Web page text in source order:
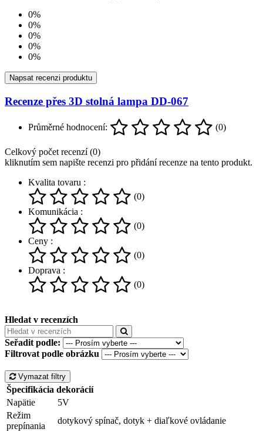
0%
0%
0%
0%
0%
Napsat recenzi produktu
Recenze přes 3D stolná lampa DD-067
Průměrné hodnocení: (0)
Celkový počet recenzí (0)
kliknutím sem napište recenzi pro přidání recenze na tento produkt.
Kvalita tovaru :
(0)
Komunikácia :
(0)
Ceny :
(0)
Doprava :
(0)
Hledat v recenzích
Seřadit podle:
Filtrovat podle obrázku
Vymazat filtry
Špecifikácia dekorácií
Napätie
5V
Režim
prepínania
dotykový spínač, dotyk + diaľkové ovládanie